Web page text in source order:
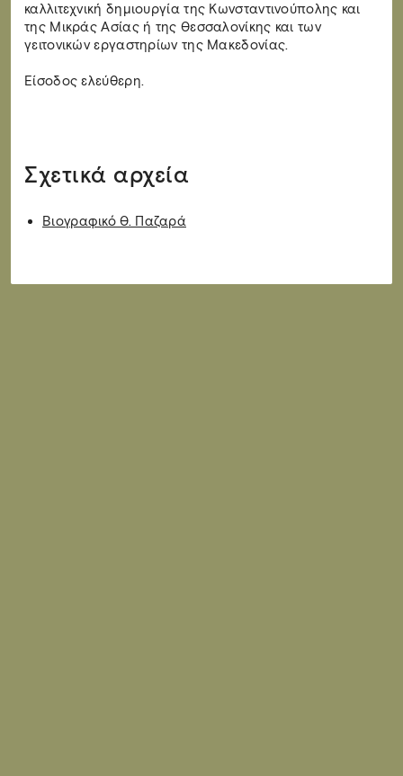
καλλιτεχνική δημιουργία της Κωνσταντινούπολης και
της Μικράς Ασίας ή της Θεσσαλονίκης και των
γειτονικών εργαστηρίων της Μακεδονίας.
Είσοδος ελεύθερη.
Σχετικά αρχεία
Βιογραφικό Θ. Παζαρά